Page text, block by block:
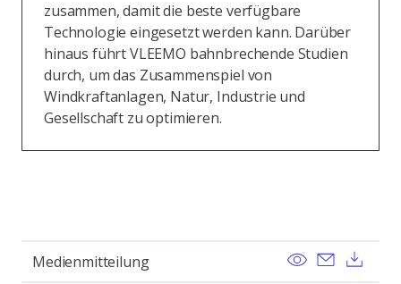
zusammen, damit die beste verfügbare
Technologie eingesetzt werden kann. Darüber
hinaus führt VLEEMO bahnbrechende Studien
durch, um das Zusammenspiel von
Windkraftanlagen, Natur, Industrie und
Gesellschaft zu optimieren.
Medienmitteilung View Send